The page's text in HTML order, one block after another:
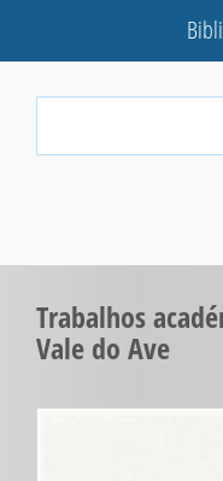
Terms:
Trabalhos
Vale do Ave